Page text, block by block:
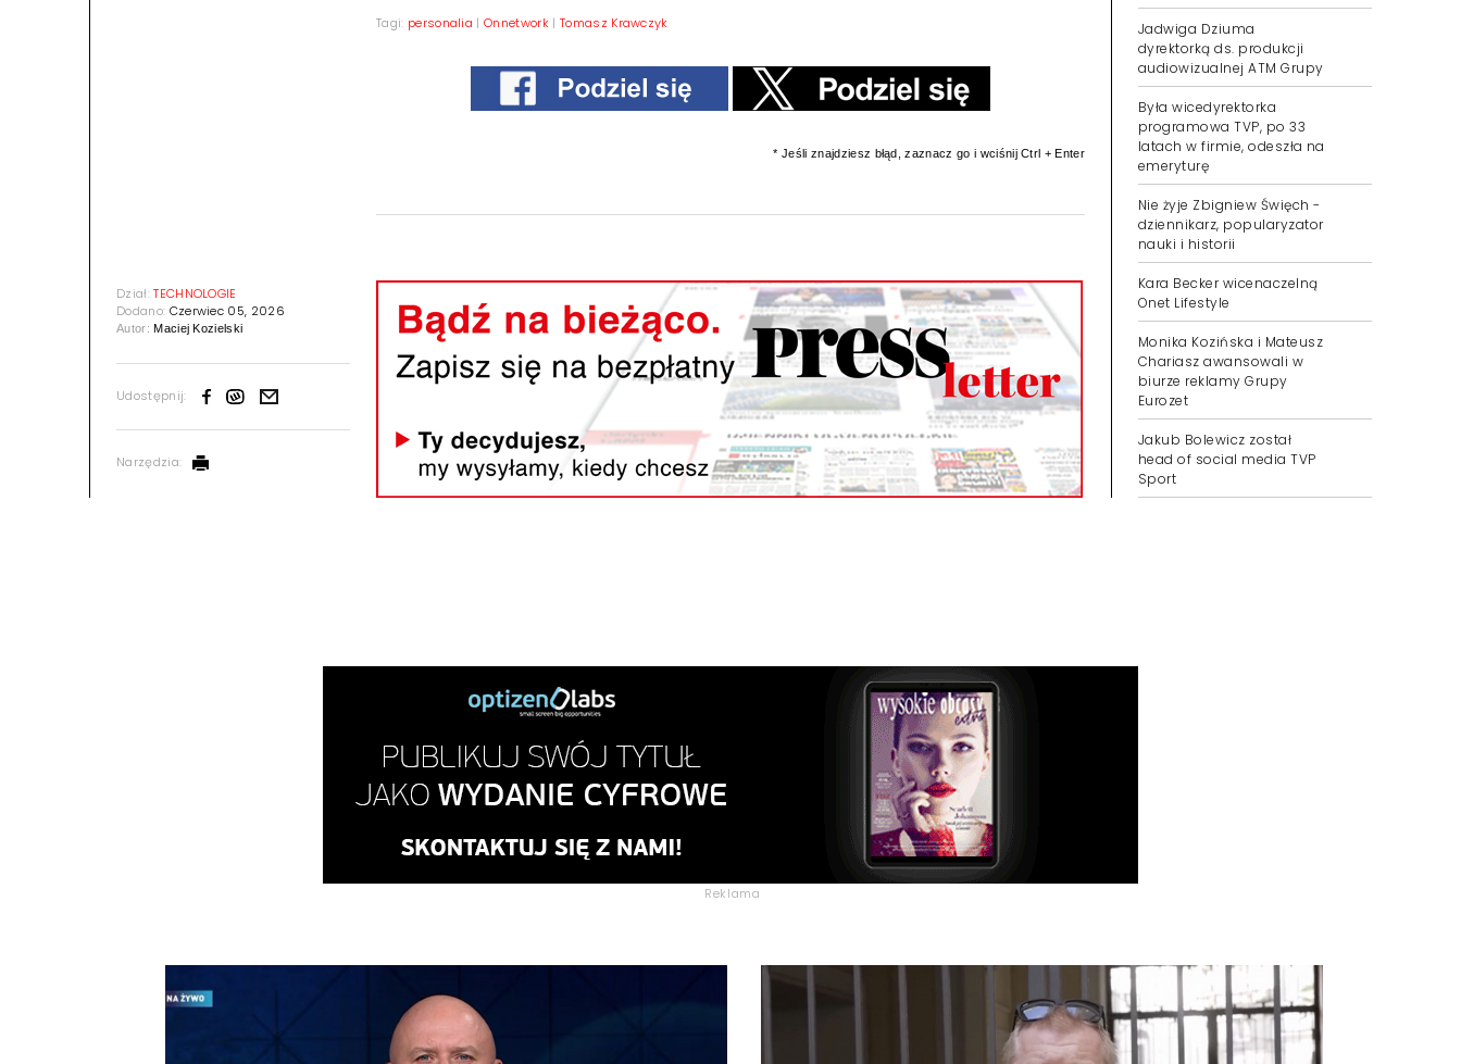
Dział:TECHNOLOGIE
Dodano: Czerwiec 05, 2026
Autor:Maciej Kozielski
Udostępnij:
Narzędzia:
Tagi: personalia |Onnetwork | Tomasz Krawczyk
* Jeśli znajdziesz błąd, zaznacz go i wciśnij Ctrl + Enter
Jadwiga Dziuma
dyrektorką ds. produkcji
audiowizualnej ATM Grupy
Była wicedyrektorka
programowa TVP, po 33
latach w firmie, odeszła na
emeryturę
Nie żyje Zbigniew Święch -
dziennikarz, popularyzator
nauki i historii
Kara Becker wicenaczelną
Onet Lifestyle
Monika Kozińska i Mateusz
Chariasz awansowali w
biurze reklamy Grupy
Eurozet
Jakub Bolewicz został
head of social media TVP
Sport
Reklama